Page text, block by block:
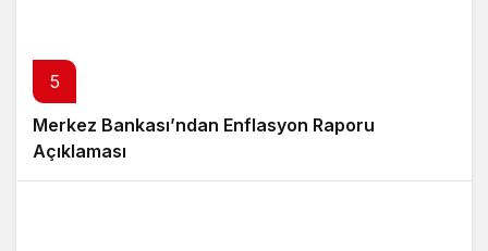
5
Merkez Bankası’ndan Enflasyon Raporu
Açıklaması